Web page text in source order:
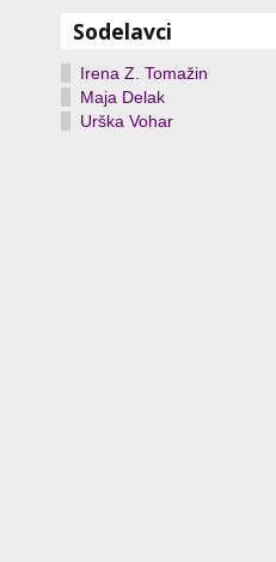
Sodelavci
Irena Z. Tomažin
Maja Delak
Urška Vohar